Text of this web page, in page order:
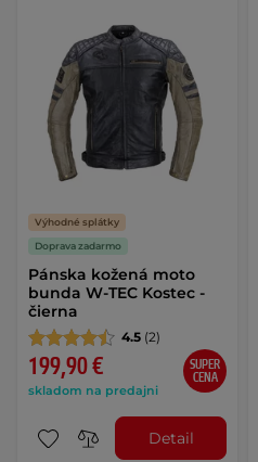
Výhodné splátky
Doprava zadarmo
Pánska kožená moto
bunda W-TEC Kostec -
čierna
4.5 (2)
199,90 €
skladom na predajni
SUPER
CENA
Detail